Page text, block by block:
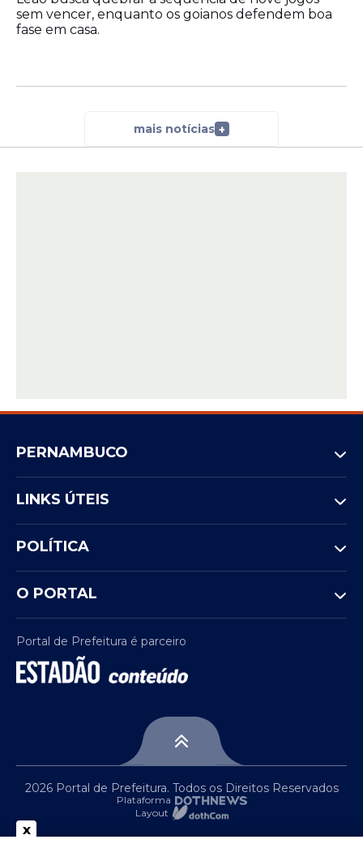
sem vencer, enquanto os goianos defendem boa
fase em casa.
mais notícias +
PERNAMBUCO
LINKS ÚTEIS
POLÍTICA
O PORTAL
Portal de Prefeitura é parceiro
2026 Portal de Prefeitura. Todos os Direitos Reservados
Plataforma
Layout
x